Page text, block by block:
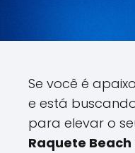
Se você é
e está
para elevar o
Raquete Beach